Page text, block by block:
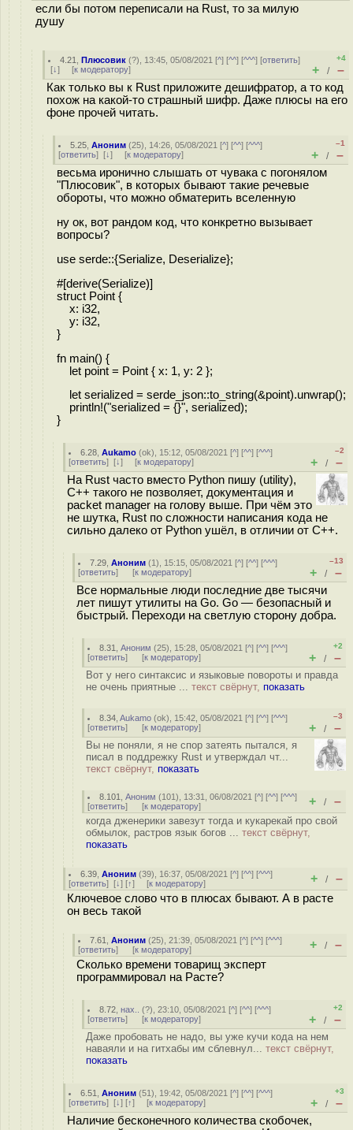
если бы потом переписали на Rust, то за милую
душу
4.21 ,Плюсовик (?), 13:45, 05/08/2021 [^] [^^] [^^^] [ответить]
[↓] [к модератору]
+4
+ / –
Как только вы к Rust приложите дешифратор, а то код
похож на какой-то страшный шифр. Даже плюсы на его
фоне прочей читать.
5.25 ,Аноним (25), 14:26, 05/08/2021 [^] [^^] [^^^]
[ответить] [↓] [к модератору]
–1
+ / –
весьма иронично слышать от чувака с погонялом
"Плюсовик", в которых бывают такие речевые
обороты, что можно обматерить вселенную
ну ок, вот рандом код, что конкретно вызывает
вопросы?
use serde::{Serialize, Deserialize};
#[derive(Serialize)]
struct Point {
x: i32,
y: i32,
}
fn main() {
let point = Point { x: 1, y: 2 };
let serialized = serde_json::to_string(&point).unwrap();
println!("serialized = {}", serialized);
}
6.28 ,Aukamo (ok), 15:12, 05/08/2021 [^] [^^] [^^^]
[ответить] [↓] [к модератору]
–2
+ / –
На Rust часто вместо Python пишу (utility),
С++ такого не позволяет, документация и
packet manager на голову выше. При чём это
не шутка, Rust по сложности написания кода не
сильно далеко от Python ушёл, в отличии от C++.
7.29 ,Аноним (1), 15:15, 05/08/2021 [^] [^^] [^^^]
[ответить] [к модератору]
–13
+ / –
Все нормальные люди последние две тысячи
лет пишут утилиты на Go. Go — безопасный и
быстрый. Переходи на светлую сторону добра.
8.31 ,Аноним (25), 15:28, 05/08/2021 [^] [^^] [^^^]
[ответить] [к модератору]
+2
+ / –
Вот у него синтаксис и языковые повороты и правда
не очень приятные ... текст свёрнут, показать
8.34 ,Aukamo (ok), 15:42, 05/08/2021 [^] [^^] [^^^]
[ответить] [к модератору]
–3
+ / –
Вы не поняли, я не спор затеять пытался, я
писал в поддрежку Rust и утверждал чт...
текст свёрнут, показать
8.101 ,Аноним (101), 13:31, 06/08/2021 [^] [^^] [^^^]
[ответить] [к модератору] + / –
когда дженерики завезут тогда и кукарекай про свой
обмылок, растров язык богов ... текст свёрнут,
показать
6.39 ,Аноним (39), 16:37, 05/08/2021 [^] [^^] [^^^]
[ответить] [↓] [↑] [к модератору] + / –
Ключевое слово что в плюсах бывают. А в расте
он весь такой
7.61 ,Аноним (25), 21:39, 05/08/2021 [^] [^^] [^^^]
[ответить] [к модератору] + / –
Сколько времени товарищ эксперт
программировал на Расте?
8.72 ,нах.. (?), 23:10, 05/08/2021 [^] [^^] [^^^]
[ответить] [к модератору]
+2
+ / –
Даже пробовать не надо, вы уже кучи кода на нем
наваяли и на гитхабы им сблевнул... текст свёрнут,
показать
6.51 ,Аноним (51), 19:42, 05/08/2021 [^] [^^] [^^^]
[ответить] [↓] [↑] [к модератору]
+3
+ / –
Наличие бесконечного количества скобочек,